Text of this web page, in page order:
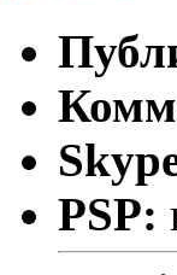
PSP: